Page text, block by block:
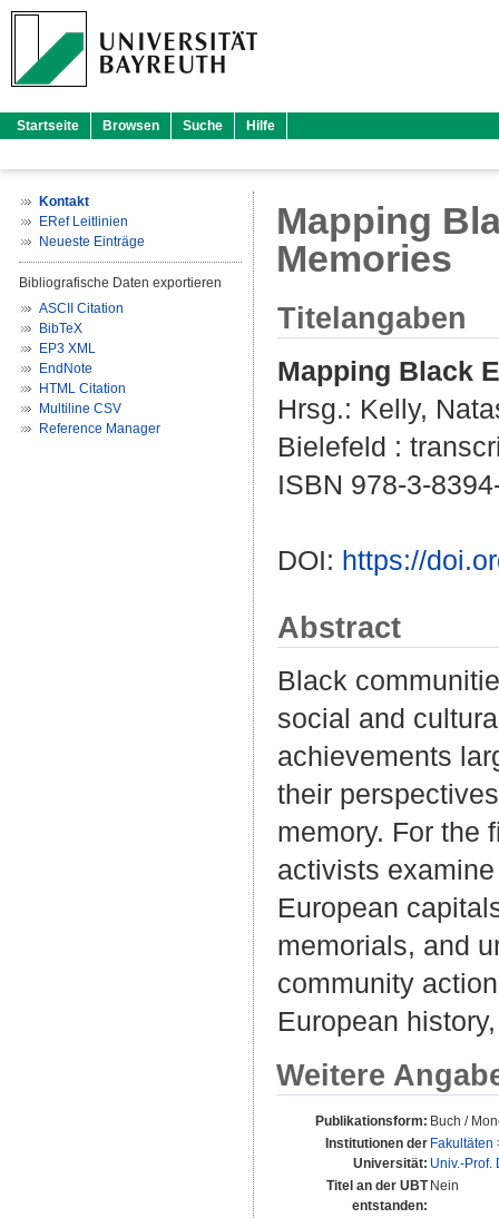
Startseite Browsen Suche Hilfe
Kontakt
ERef Leitlinien
Neueste Einträge
Bibliografische Daten exportieren
ASCII Citation
BibTeX
EP3 XML
EndNote
HTML Citation
Multiline CSV
Reference Manager
Mapping
Memories
Titelangaben
Mapping Black
Hrsg.: Kelly,
Bielefeld :
ISBN 978-3-
DOI: https://
Abstract
Black
social and
achievements
their
memory. For the
activists
European
memorials, and
community
European
Weitere
Publikationsform: Buch /
Institutionen der
Universität:
Fakultäten
Univ.-Prof.
Titel an der UBT
entstanden:
Nein